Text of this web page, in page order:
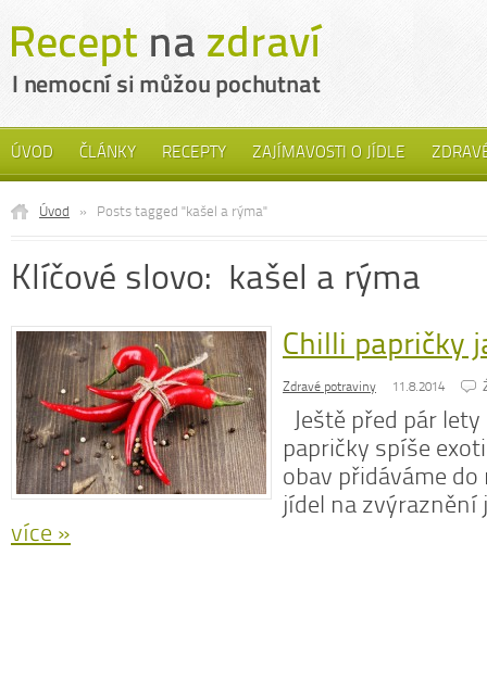
ÚVOD ČLÁNKY RECEPTY ZAJÍMAVOSTI O JÍDLE
Úvod » Posts tagged "kašel a rýma"
Klíčové slovo: kašel a rýma
Chilli papričky
Zdravé potraviny 11.8.2014
Ještě před pár
papričky spíše
obav přidáváme
jídel na
více »